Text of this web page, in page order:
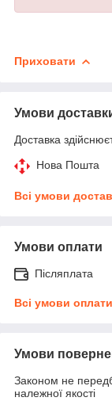
Приховати
Умови
Доставка
Нова Пошта
Всі умови
Умови оплати
Післяплата
Всі умови оплати
Умови
Законом не
належної якості